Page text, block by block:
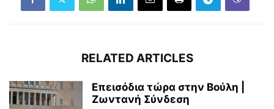
RELATED ARTICLES
Επεισόδια τώρα στην Βούλη |
Ζωντανή Σύνδεση